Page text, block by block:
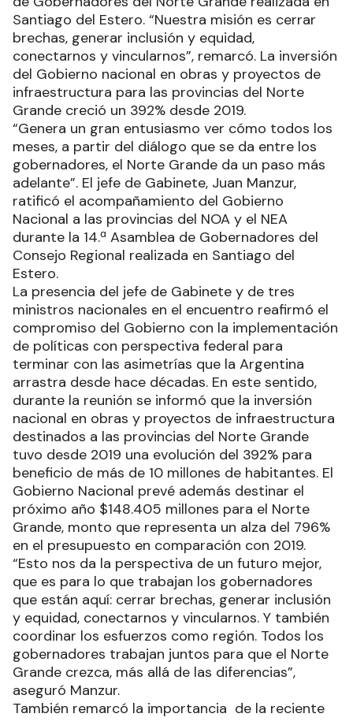
Santiago del Estero. “Nuestra misión es cerrar
brechas, generar inclusión y equidad,
conectarnos y vincularnos”, remarcó. La inversión
del Gobierno nacional en obras y proyectos de
infraestructura para las provincias del Norte
Grande creció un 392% desde 2019.
“Genera un gran entusiasmo ver cómo todos los
meses, a partir del diálogo que se da entre los
gobernadores, el Norte Grande da un paso más
adelante”. El jefe de Gabinete, Juan Manzur,
ratificó el acompañamiento del Gobierno
Nacional a las provincias del NOA y el NEA
durante la 14.ª Asamblea de Gobernadores del
Consejo Regional realizada en Santiago del
Estero.
La presencia del jefe de Gabinete y de tres
ministros nacionales en el encuentro reafirmó el
compromiso del Gobierno con la implementación
de políticas con perspectiva federal para
terminar con las asimetrías que la Argentina
arrastra desde hace décadas. En este sentido,
durante la reunión se informó que la inversión
nacional en obras y proyectos de infraestructura
destinados a las provincias del Norte Grande
tuvo desde 2019 una evolución del 392% para
beneficio de más de 10 millones de habitantes. El
Gobierno Nacional prevé además destinar el
próximo año $148.405 millones para el Norte
Grande, monto que representa un alza del 796%
en el presupuesto en comparación con 2019.
“Esto nos da la perspectiva de un futuro mejor,
que es para lo que trabajan los gobernadores
que están aquí: cerrar brechas, generar inclusión
y equidad, conectarnos y vincularnos. Y también
coordinar los esfuerzos como región. Todos los
gobernadores trabajan juntos para que el Norte
Grande crezca, más allá de las diferencias”,
aseguró Manzur.
También remarcó la importancia de la reciente